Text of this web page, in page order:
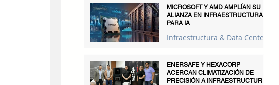
MICROSOFT Y AMD AMPLÍAN SU
ALIANZA EN INFRAESTRUCTURA
PARA IA
Infraestructura & Data Centers
ENERSAFE Y HEXACORP
ACERCAN CLIMATIZACIÓN DE
PRECISIÓN A INFRAESTRUCTURAS